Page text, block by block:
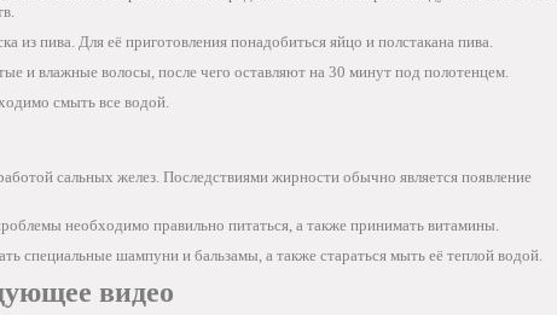
из пива. Для её приготовления понадобиться яйцо и полстакана пива.
и влажные волосы, после чего оставляют на 30 минут под полотенцем.
смыть все водой.
сальных желез. Последствиями жирности обычно является появление
необходимо правильно питаться, а также принимать витамины.
специальные шампуни и бальзамы, а также стараться мыть её теплой водой.
видео